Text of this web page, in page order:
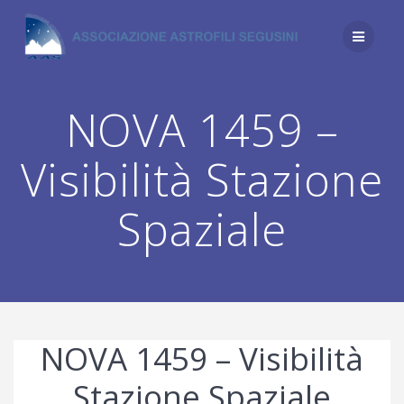
contenuto
NOVA 1459 –
Visibilità Stazione
Spaziale
NOVA 1459 – Visibilità